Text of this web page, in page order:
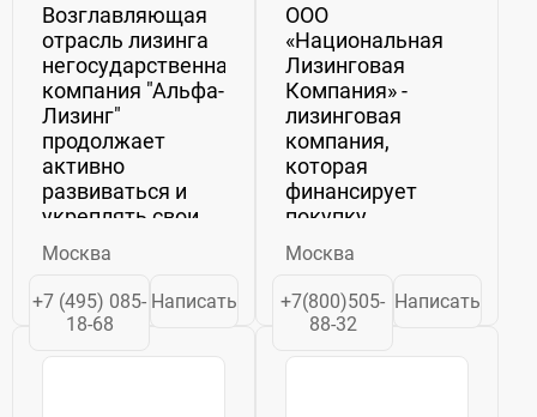
Возглавляющая
отрасль лизинга
негосударственная
компания "Альфа-
Лизинг"
продолжает
активно
развиваться и
укреплять свои
позиции на
рынке.
Основанная в
марте 1998 года,
универсальная
Москва
+7 (495) 085-
18-68
Написать
ООО
«Национальная
Лизинговая
Компания» -
лизинговая
компания,
которая
финансирует
покупку
оборудования,
транспорта,
спецтехники и
недвижимости
микро-, малого и
Москва
+7(800)505-
88-32
Написать